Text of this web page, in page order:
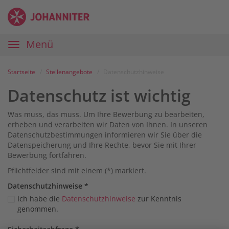
Zum
Inhalt
Anmelden
Zur
Navigation
Zur
Startseite
Karriereportal
Johanniter
Hauptnavigation
Menü
Startseite Stellenangebote
Datenschutz ist wichtig
Was muss, das muss. Um Ihre Bewerbung zu bearbeiten,
erheben und verarbeiten wir Daten von Ihnen. In unseren
Datenschutzbestimmungen informieren wir Sie über die
Datenspeicherung und Ihre Rechte, bevor Sie mit Ihrer
Bewerbung fortfahren.
Pflichtfelder sind mit einem (*) markiert.
Datenschutz­hinweise *
Ich habe die Datenschutzhinweise zur Kenntnis
genommen.